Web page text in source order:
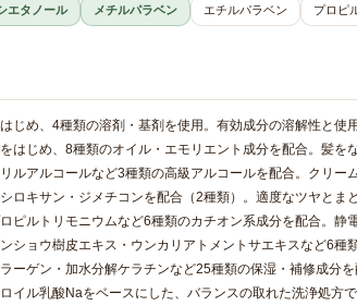
エタノール メチルパラベン エチルパラベン
プロピ
じめ、4種類の溶剤・基剤を使用。有効成分の溶解性と
はじめ、8種類のオイル・エモリエント成分を配合。髪
ルアルコールなど3種類の高級アルコールを配合。クリ
ロキサン・ジメチコンを配合（2種類）。適度なツヤと
ロピルトリモニウムなど6種類のカチオン系成分を配合。
ショウ樹皮エキス・ウンカリアトメントサエキスなど6種
ーゲン・加水分解ケラチンなど25種類の保湿・補修成分
イル乳酸Naをベースにした、バランスの取れた洗浄処方